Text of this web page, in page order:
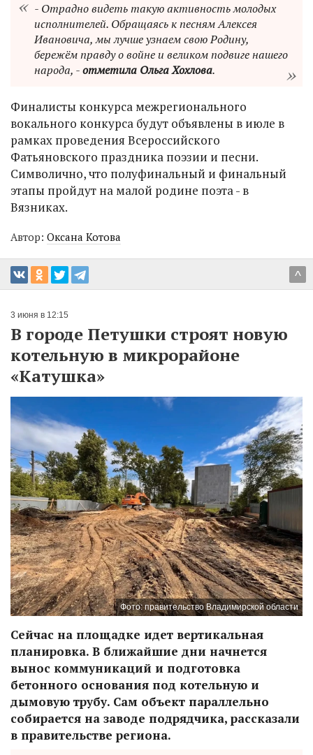
- Отрадно видеть такую активность молодых
исполнителей. Обращаясь к песням Алексея
Ивановича, мы лучше узнаем свою Родину,
бережём правду о войне и великом подвиге нашего
народа, -отметила Ольга Хохлова.
Финалисты конкурса межрегионального
вокального конкурса будут объявлены в июле в
рамках проведения Всероссийского
Фатьяновского праздника поэзии и песни.
Символично, что полуфинальный и финальный
этапы пройдут на малой родине поэта - в
Вязниках.
Автор: Оксана Котова
^
3 июня в 12:15
В городе Петушки строят новую
котельную в микрорайоне
«Катушка»
Фото: правительство Владимирской области
Сейчас на площадке идет вертикальная
планировка. В ближайшие дни начнется
вынос коммуникаций и подготовка
бетонного основания под котельную и
дымовую трубу. Сам объект параллельно
собирается на заводе подрядчика, рассказали
в правительстве региона.